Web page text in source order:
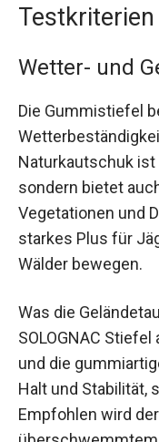
Testkriterien
Wetter- und
Die Gummistiefel
Naturkautschuk
sondern bietet
Vegetationen und
starkes Plus für
Wälder bewegen.
Was die
SOLOGNAC
und die
Halt und Stabilität,
Empfohlen wird